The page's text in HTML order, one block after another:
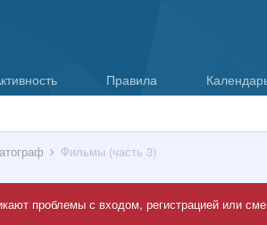
Правила
Фильмы (часть 3)
проблемы с входом, регистрацией или